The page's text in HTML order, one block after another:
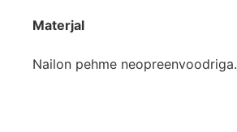
Materjal
Nailon pehme neopreenvoodriga.